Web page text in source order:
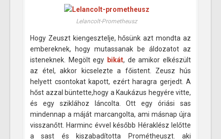
Lelancolt-Prometheusz
Hogy Zeuszt kiengesztelje, hősünk azt mondta az
embereknek, hogy mutassanak be áldozatot az
isteneknek. Megölt egy bikát, de amikor elkészült
az étel, akkor kicselezte a főistent. Zeusz hús
helyett csontokat kapott, ezért haragra gerjedt. A
hőst azzal büntette,hogy a Kaukázus hegyére vitte,
és egy sziklához láncolta. Ott egy óriási sas
mindennap a máját marcangolta, ami másnap újra
visszanőtt. Harminc évvel később Héraklész lelőtte
a sast és kiszabadította Prométheuszt. aki